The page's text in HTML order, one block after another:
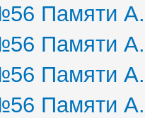
Памяти
Памяти
Памяти
Памяти